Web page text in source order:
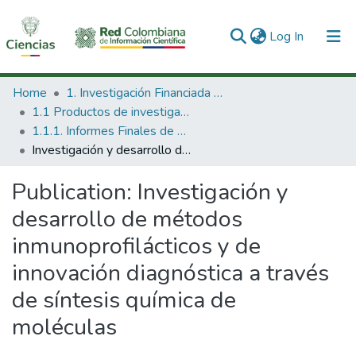
Log In (current)
Communities & Collections
All of DSpace
Statistics
Home
1. Investigación Financiada con Recursos Públicos
1.1 Productos de investigación
1.1.1. Informes Finales de Proyectos de Investigación
Investigación y desarrollo de métodos inmunoprofilácticos y de innovación diagnóstica a través de síntesis química de moléculas
Publication: Investigación y
desarrollo de métodos
inmunoprofilácticos y de
innovación diagnóstica a través
de síntesis química de
moléculas